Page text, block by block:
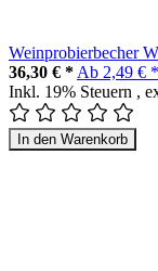
Weinprobierbecher
36,30 € * Ab 2,49 € *
Inkl. 19% Steuern ,
In den Warenkorb